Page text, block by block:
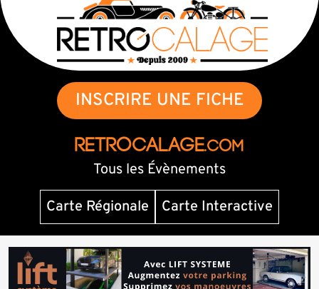
INSCRIRE UNE FICHE
RETROCALAGE.com
Tous les Évènements
Carte Régionale
Carte Interactive